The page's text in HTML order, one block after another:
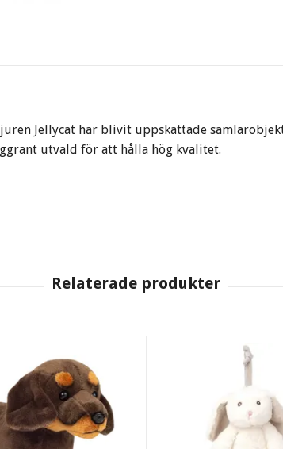
Jellycat har blivit uppskattade
utvald för att hålla hög kvalitet.